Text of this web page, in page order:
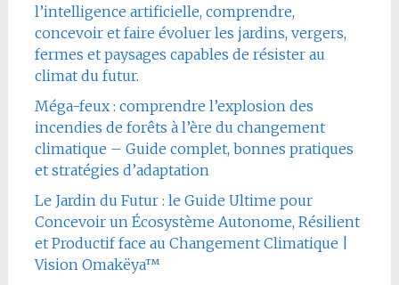
l’intelligence artificielle, comprendre,
concevoir et faire évoluer les jardins, vergers,
fermes et paysages capables de résister au
climat du futur.
Méga-feux : comprendre l’explosion des
incendies de forêts à l’ère du changement
climatique – Guide complet, bonnes pratiques
et stratégies d’adaptation
Le Jardin du Futur : le Guide Ultime pour
Concevoir un Écosystème Autonome, Résilient
et Productif face au Changement Climatique |
Vision Omakëya™